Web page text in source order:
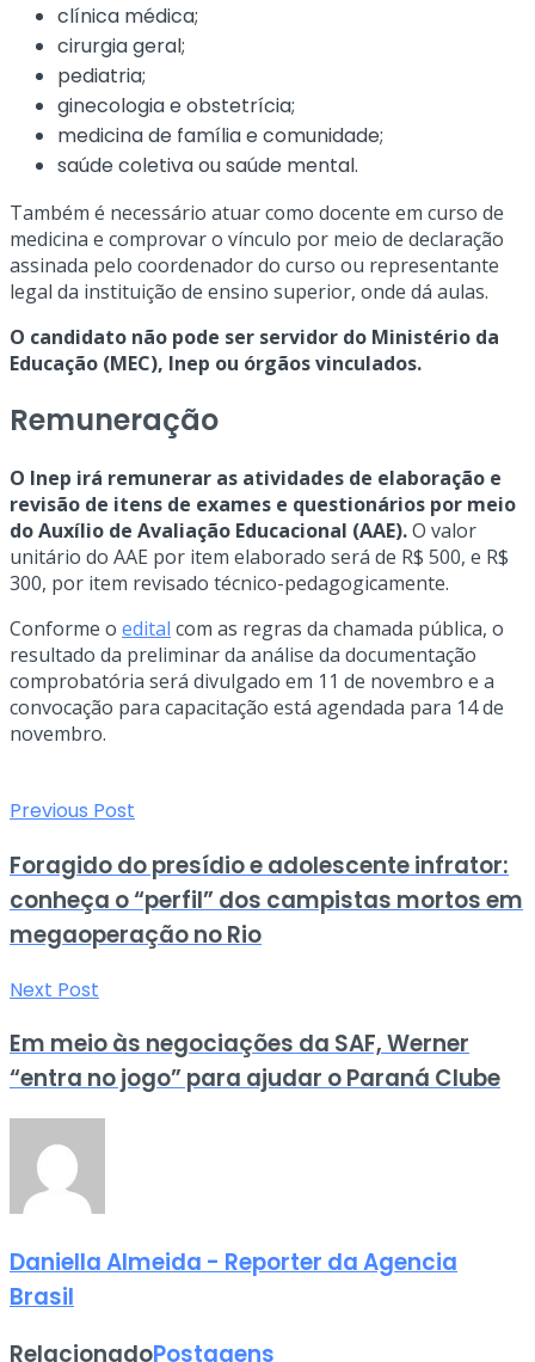
clínica médica;
cirurgia geral;
pediatria;
ginecologia e obstetrícia;
medicina de família e comunidade;
saúde coletiva ou saúde mental.
Também é necessário atuar como docente em curso de
medicina e comprovar o vínculo por meio de declaração
assinada pelo coordenador do curso ou representante
legal da instituição de ensino superior, onde dá aulas.
O candidato não pode ser servidor do Ministério da
Educação (MEC), Inep ou órgãos vinculados.
Remuneração
O Inep irá remunerar as atividades de elaboração e
revisão de itens de exames e questionários por meio
do Auxílio de Avaliação Educacional (AAE).O valor
unitário do AAE por item elaborado será de R$ 500, e R$
300, por item revisado técnico-pedagogicamente.
Conforme o edital com as regras da chamada pública, o
resultado da preliminar da análise da documentação
comprobatória será divulgado em 11 de novembro e a
convocação para capacitação está agendada para 14 de
novembro.
Previous Post
Foragido do presídio e adolescente infrator:
conheça o “perfil” dos campistas mortos em
megaoperação no Rio
Next Post
Em meio às negociações da SAF, Werner
“entra no jogo” para ajudar o Paraná Clube
Daniella Almeida - Reporter da Agencia
Brasil
RelacionadoPostagens